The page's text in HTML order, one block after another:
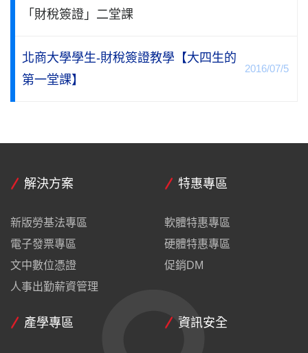
「財稅簽證」二堂課
北商大學學生-財稅簽證教學【大四生的
第一堂課】
2016/07/5
解決方案
新版勞基法專區
電子發票專區
文中數位憑證
人事出勤薪資管理
特惠專區
軟體特惠專區
硬體特惠專區
促銷DM
產學專區 資訊安全